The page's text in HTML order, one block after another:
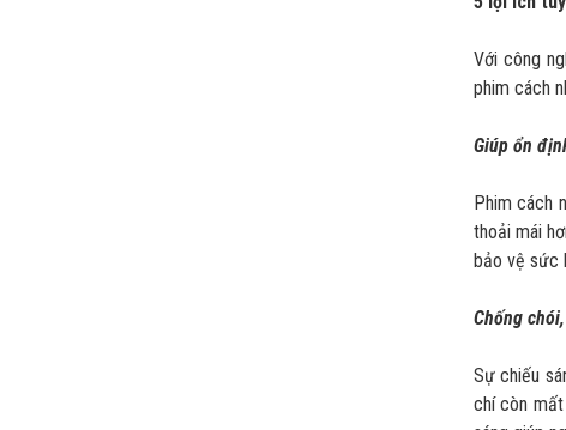
Với công
phim cách
Giúp ổn
Phim cách
thoải mái
bảo vệ sức
Chống
Sự chiếu
chí còn